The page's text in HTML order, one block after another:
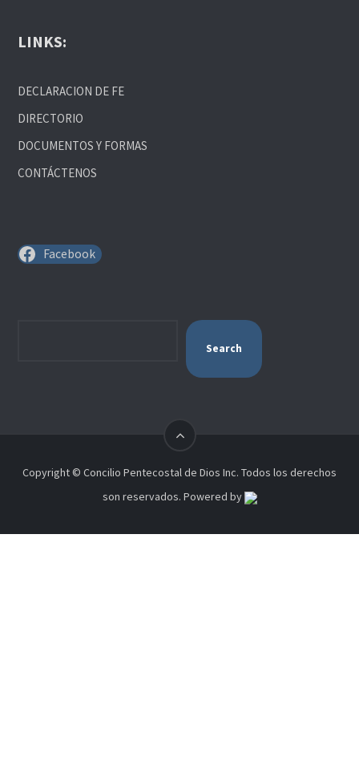
LINKS:
DECLARACION DE FE
DIRECTORIO
DOCUMENTOS Y FORMAS
CONTÁCTENOS
Facebook
Search
Copyright © Concilio Pentecostal de Dios Inc. Todos los derechos
son reservados. Powered by